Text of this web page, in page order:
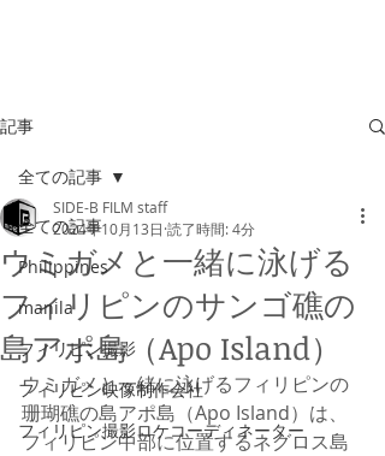
記事
全ての記事
Philippines
manila
フィリピン撮影
フィリピン映像制作会社
フィリピン撮影ロケコーディネーター
全ての記事
ウミガメと一緒に泳げる
フィリピンのサンゴ礁の
島アポ島（Apo Island）
SIDE-B FILM staff
2024年10月13日 読了時間: 4分
ウミガメと一緒に泳げるフィリピンの
珊瑚礁の島アポ島（Apo Island）は、
フィリピン中部に位置するネグロス島